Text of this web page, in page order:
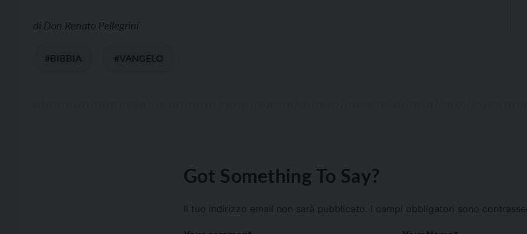
di Don Renato Pellegrini
#BIBBIA #VANGELO
Got Something To Say?
Il tuo indirizzo email non sarà pubblicato. I campi obbligatori sono